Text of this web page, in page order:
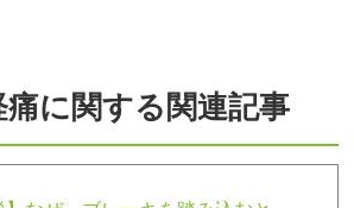
痛に関する関連記事